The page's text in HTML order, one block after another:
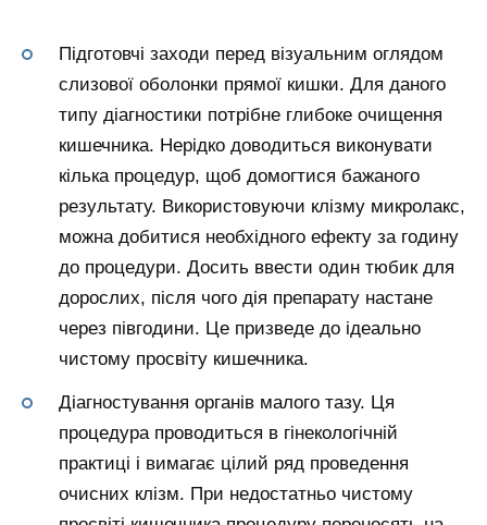
Підготовчі заходи перед візуальним оглядом
слизової оболонки прямої кишки. Для даного
типу діагностики потрібне глибоке очищення
кишечника. Нерідко доводиться виконувати
кілька процедур, щоб домогтися бажаного
результату. Використовуючи клізму микролакс,
можна добитися необхідного ефекту за годину
до процедури. Досить ввести один тюбик для
дорослих, після чого дія препарату настане
через півгодини. Це призведе до ідеально
чистому просвіту кишечника.
Діагностування органів малого тазу. Ця
процедура проводиться в гінекологічній
практиці і вимагає цілий ряд проведення
очисних клізм. При недостатньо чистому